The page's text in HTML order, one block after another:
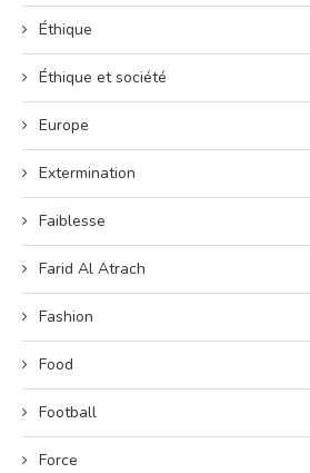
Éthique
Éthique et société
Europe
Extermination
Faiblesse
Farid Al Atrach
Fashion
Food
Football
Force